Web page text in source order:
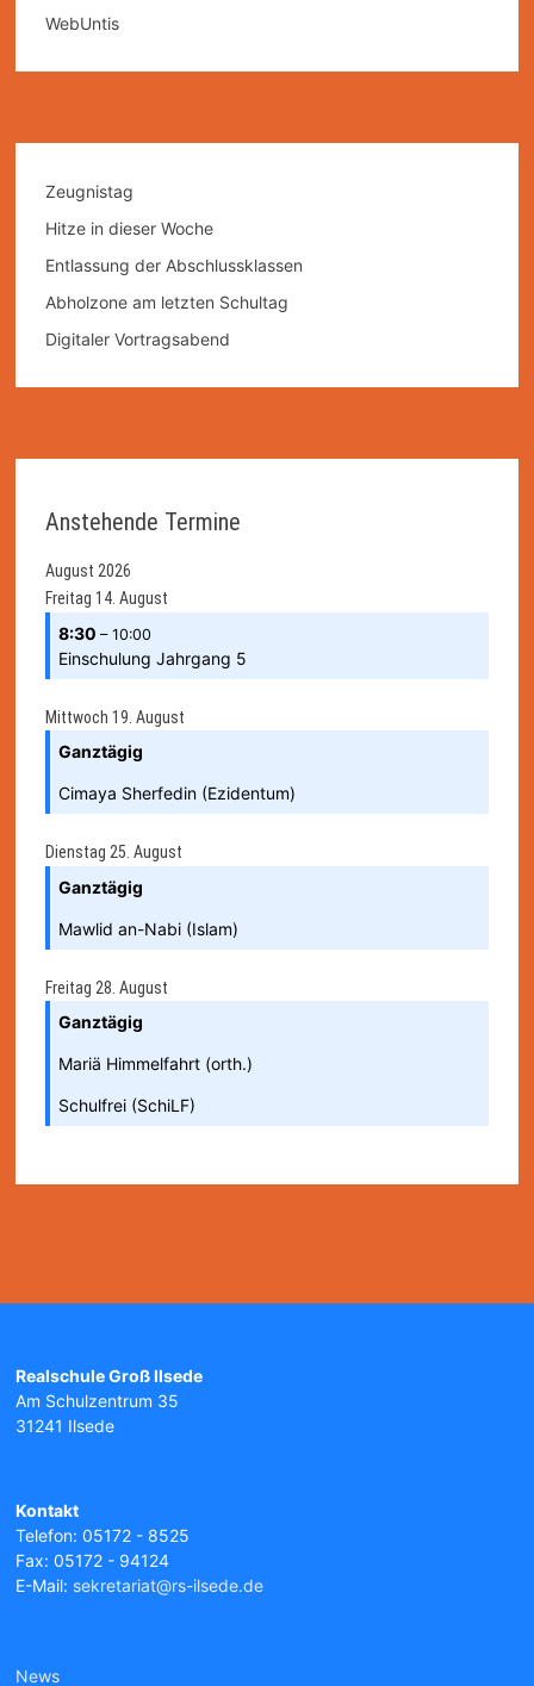
WebUntis
Zeugnistag
Hitze in dieser Woche
Entlassung der Abschlussklassen
Abholzone am letzten Schultag
Digitaler Vortragsabend
Anstehende Termine
August 2026
Freitag 14. August
8:30– 10:00
Einschulung Jahrgang 5
Mittwoch 19. August
Ganztägig
Cimaya Sherfedin (Ezidentum)
Dienstag 25. August
Ganztägig
Mawlid an-Nabi (Islam)
Freitag 28. August
Ganztägig
Mariä Himmelfahrt (orth.)
Schulfrei (SchiLF)
Realschule Groß Ilsede
Am Schulzentrum 35
31241 Ilsede
Kontakt
Telefon: 05172 - 8525
Fax: 05172 - 94124
E-Mail: sekretariat@rs-ilsede.de
News